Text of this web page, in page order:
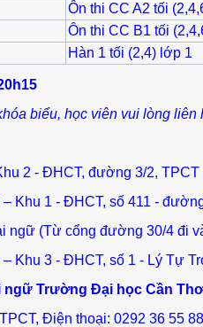
Ôn thi CC A2 tối
Ôn thi CC B1 tối
Hàn 1 tối (2,4) lớp 1
biểu, học viên vui lòng liên
2 - ĐHCT, đường 3/2, TPCT
Khu 1 - ĐHCT, số 411 -
ngữ (Từ cổng đường 30/4 đi
Khu 3 - ĐHCT, số 1 - Lý Tự
ngữ Trường Đại học Cần Thơ
Điện thoại: 0292 36 55